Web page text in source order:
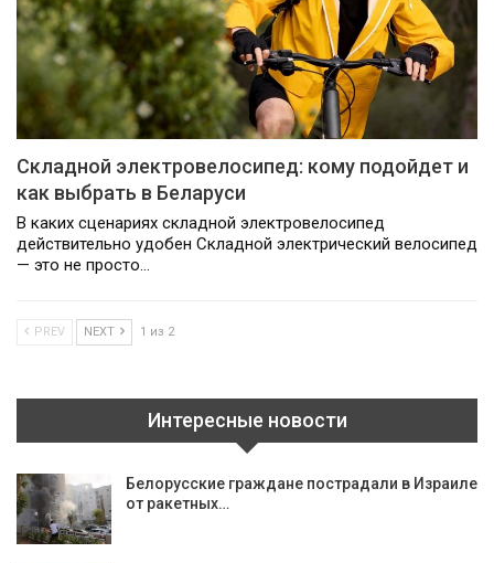
Складной электровелосипед: кому подойдет и
как выбрать в Беларуси
В каких сценариях складной электровелосипед
действительно удобен Складной электрический велосипед
— это не просто…
PREV NEXT 1 из 2
Интересные новости
Белорусские граждане пострадали в Израиле
от ракетных…